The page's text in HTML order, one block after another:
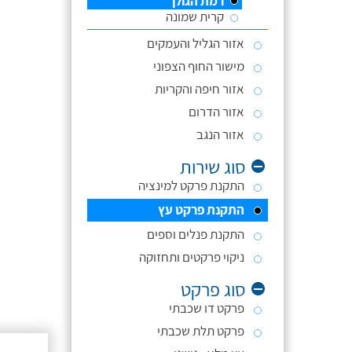
קרית שמונה
אזור הגליל והעמקים
מישור החוף הצפוני
אזור חיפה והקריות
אזור הדרום
אזור הנגב
סוג שירות
התקנת פרקט למינציה
התקנת פרקט עץ
התקנת פנלים וספים
ניקוי פרקטים ותחזוקה
סוג פרקט
פרקט דו שכבתי
פרקט תלת שכבתי